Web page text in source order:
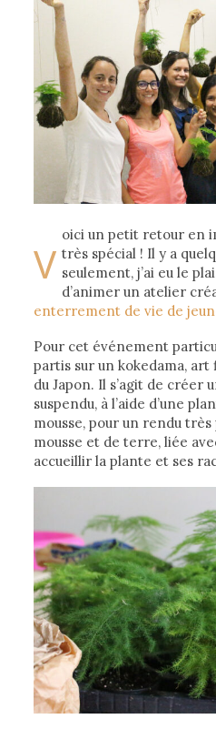
V
oici un petit retour en
très spécial ! Il y a
seulement, j’ai eu le
d’animer un atelier
enterrement de vie de
Pour cet événement
partis sur un kokedama,
du Japon. Il s’agit de créer
suspendu, à l’aide d’une
mousse, pour un rendu
mousse et de terre, liée
accueillir la plante et ses